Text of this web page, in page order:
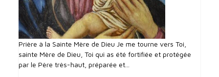
Prière à la Sainte Mère de Dieu Je me tourne vers Toi,
sainte Mère de Dieu, Toi qui as été fortifiée et protégée
par le Père très-haut, préparée et...